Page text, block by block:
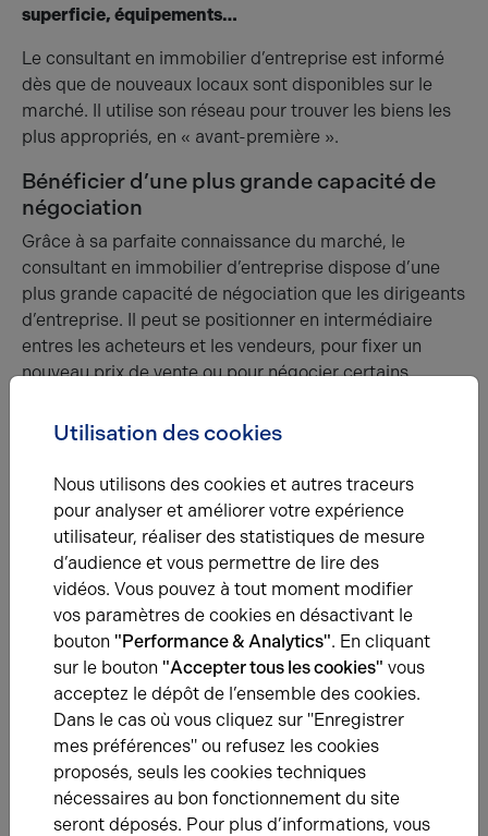
superficie, équipements…
Le consultant en immobilier d’entreprise est informé
dès que de nouveaux locaux sont disponibles sur le
marché. Il utilise son réseau pour trouver les biens les
plus appropriés, en « avant-première ».
Bénéficier d’une plus grande capacité de
négociation
Grâce à sa parfaite connaissance du marché, le
consultant en immobilier d’entreprise dispose d’une
plus grande capacité de négociation que les dirigeants
d’entreprise. Il peut se positionner en intermédiaire
entres les acheteurs et les vendeurs, pour fixer un
nouveau prix de vente ou pour négocier certains
Focus expert : Quels sont les différents types de bail
Il existe différents 3 types de baux en immobilier
d’entreprise : le bail commercial, le bail
professionnel et le bail mixte.
Le bail commercial est destiné auxTPE, PME et
grandes entreprisesexerçant une activité
commerciale, artisanale ou industrielle. Très
réglementé, il est signé pour 9 ans. Le locataire peut
rompre le contrat à la fin de chaque période triennale
(3-6-9 ans). Le propriétaire, quant à lui, n’a pas le droit
de résilier le bail au cours des 9 ans, sous peine de
devoir verses des indemnités à son locataire. Le
locataire dispose également d’un droit de
Utilisation des cookies
Nous utilisons des cookies et autres traceurs
pour analyser et améliorer votre expérience
utilisateur, réaliser des statistiques de mesure
d’audience et vous permettre de lire des
vidéos. Vous pouvez à tout moment modifier
vos paramètres de cookies en désactivant le
bouton "Performance & Analytics". En cliquant
sur le bouton "Accepter tous les cookies" vous
acceptez le dépôt de l’ensemble des cookies.
Dans le cas où vous cliquez sur "Enregistrer
mes préférences" ou refusez les cookies
proposés, seuls les cookies techniques
nécessaires au bon fonctionnement du site
seront déposés. Pour plus d’informations, vous